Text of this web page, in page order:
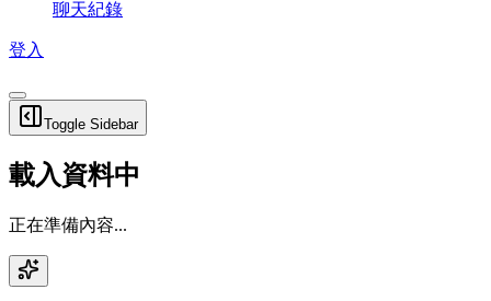
聊天紀錄
登入
Toggle Sidebar
載入資料中
正在準備內容...